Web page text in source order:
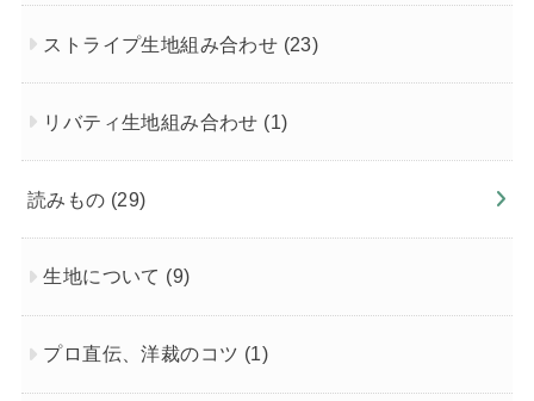
ストライプ生地組み合わせ (23)
リバティ生地組み合わせ (1)
読みもの (29)
生地について (9)
プロ直伝、洋裁のコツ (1)